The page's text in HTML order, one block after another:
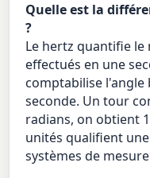
Quelle est la
?
Le hertz quantifie
effectués en une
comptabilise l'angle
seconde. Un tour
radians, on obtient
unités qualifient
systèmes de